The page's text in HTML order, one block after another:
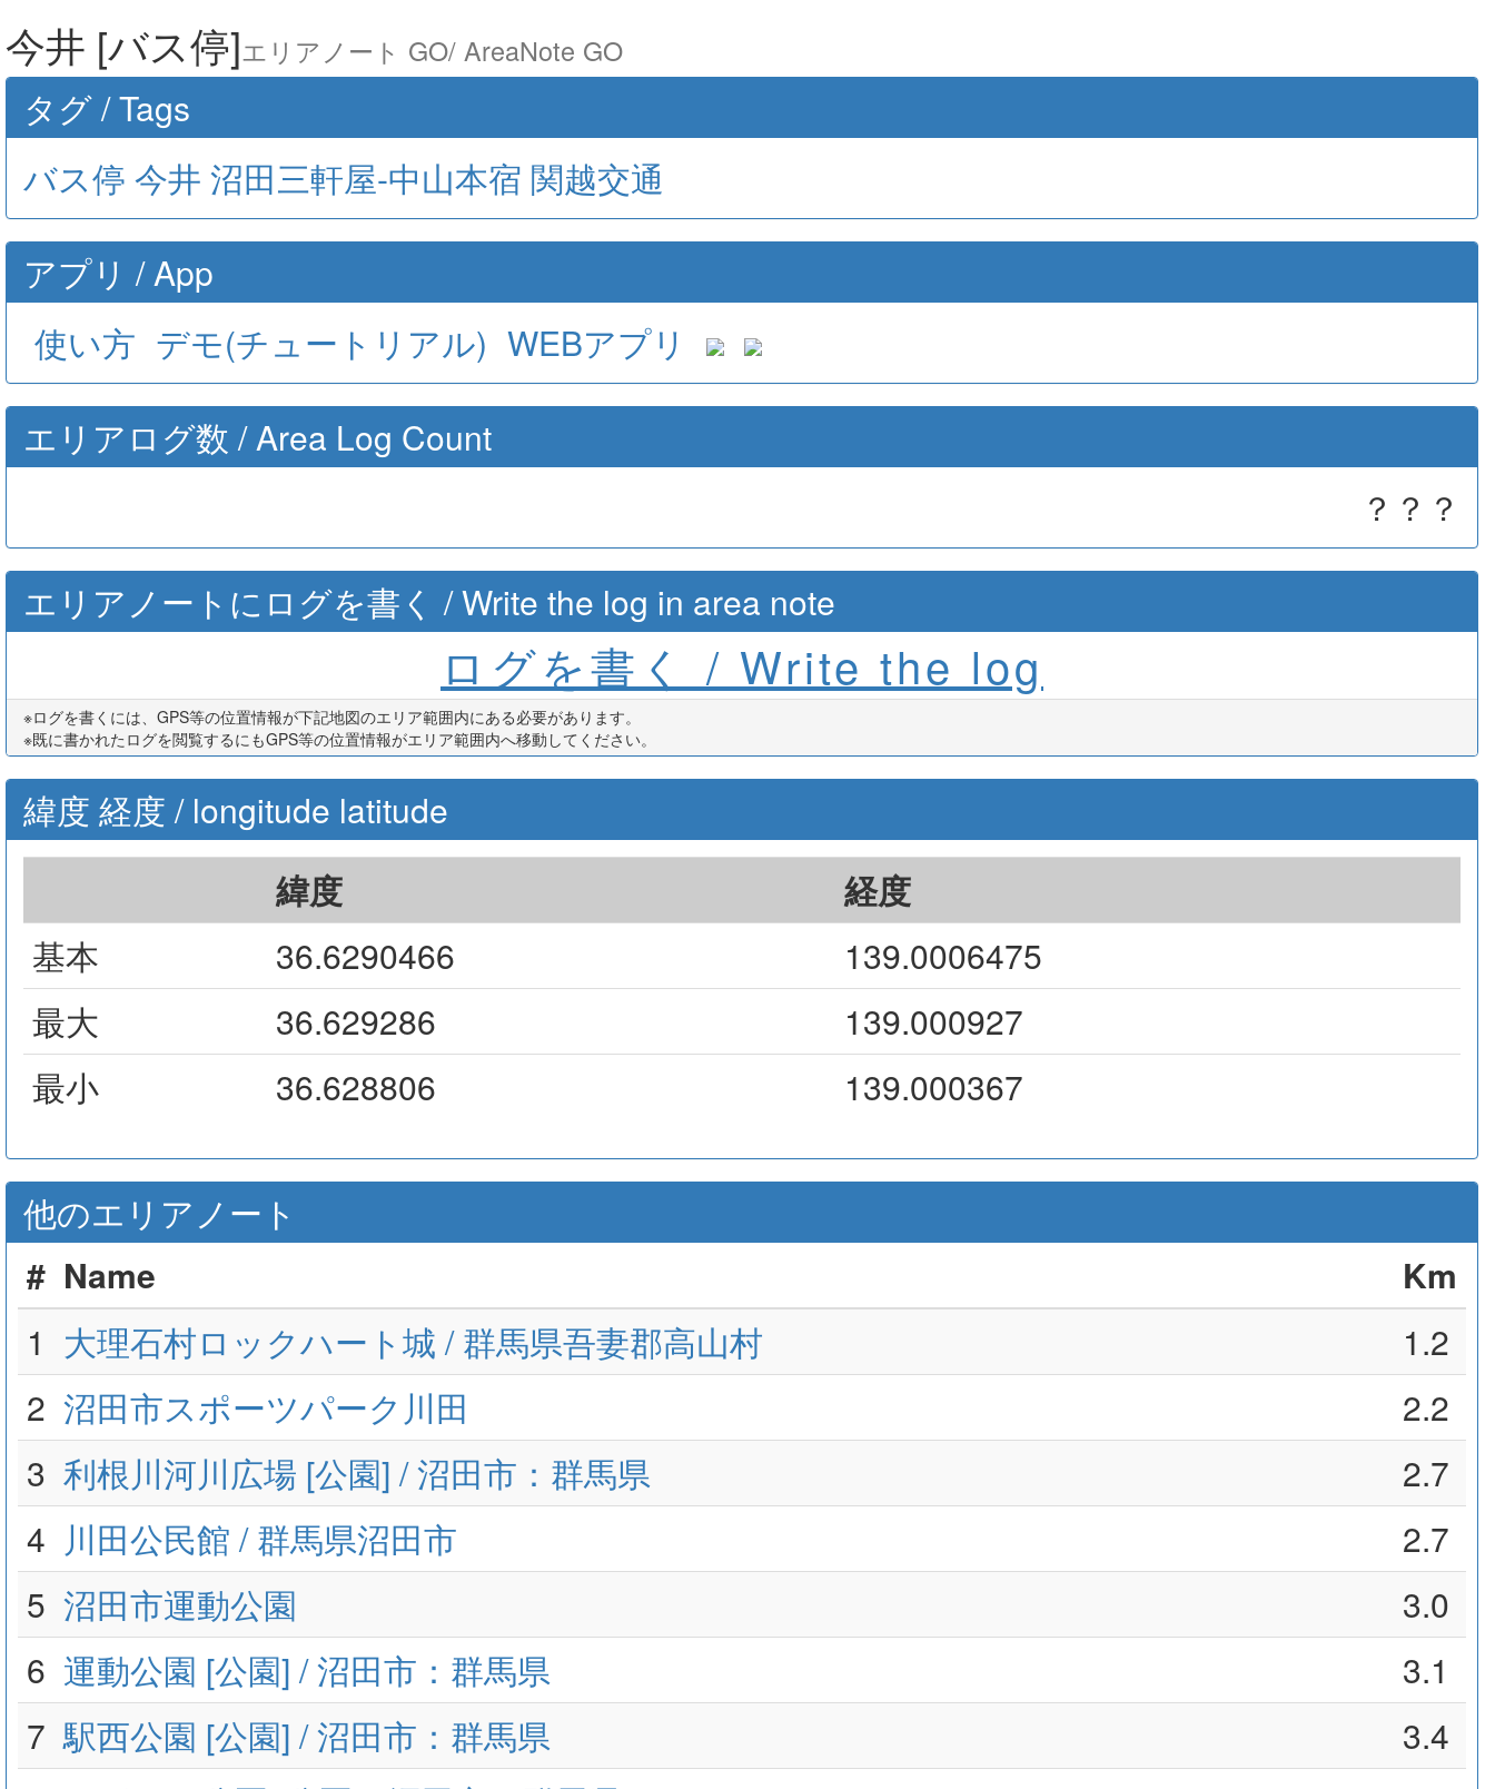
今井 [バス停]エリアノート GO/ AreaNote GO
タグ / Tags
バス停 今井 沼田三軒屋-中山本宿 関越交通
アプリ / App
使い方 デモ(チュートリアル) WEBアプリ
エリアログ数 / Area Log Count
？？？
エリアノートにログを書く / Write the log in area note
ログを書く / Write the log
※ログを書くには、GPS等の位置情報が下記地図のエリア範囲内にある必要があります。
※既に書かれたログを閲覧するにもGPS等の位置情報がエリア範囲内へ移動してください。
緯度 経度 / longitude latitude
緯度
経度
基本
36.6290466
139.0006475
最大
36.629286
139.000927
最小
36.628806 139.000367
他のエリアノート
# Name
Km
1 大理石村ロックハート城 / 群馬県吾妻郡高山村
1.2
2 沼田市スポーツパーク川田
2.2
3 利根川河川広場 [公園] / 沼田市：群馬県
2.7
4 川田公民館 / 群馬県沼田市
2.7
5 沼田市運動公園
3.0
6 運動公園 [公園] / 沼田市：群馬県
3.1
7 駅西公園 [公園] / 沼田市：群馬県
3.4